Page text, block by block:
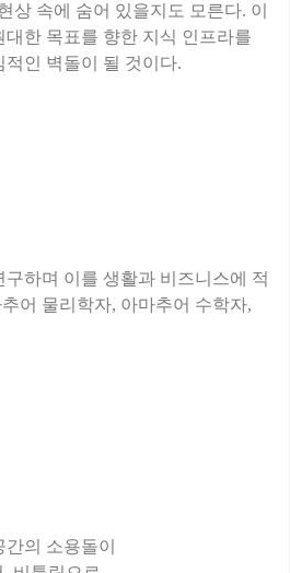
상 속에 숨어 있을지도 모른다. 이
한 목표를 향한 지식 인프라를
하며 이를 생활과 비즈니스에 적
어 물리학자, 아마추어 수학자,
의 소용돌이